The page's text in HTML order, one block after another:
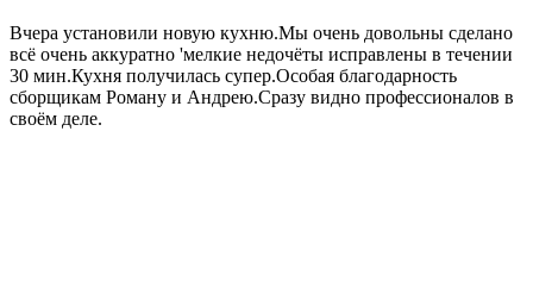
Вчера установили новую кухню.Мы очень довольны сделано
всё очень аккуратно 'мелкие недочёты исправлены в течении
30 мин.Кухня получилась супер.Особая благодарность
сборщикам Роману и Андрею.Сразу видно профессионалов в
своём деле.